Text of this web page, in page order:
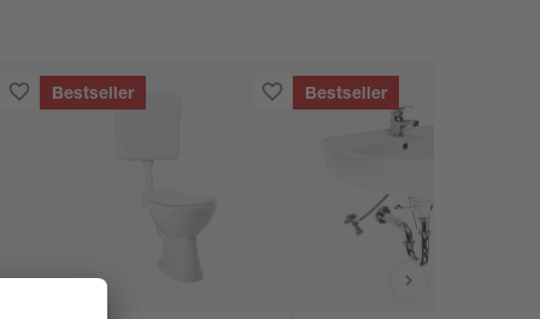
Bestseller Bestseller